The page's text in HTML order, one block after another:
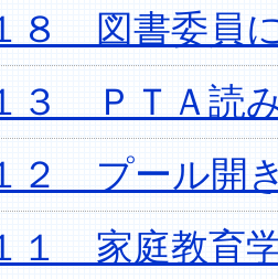
８ 図書委員
３ ＰＴＡ読
２ プール開
１ 家庭教育